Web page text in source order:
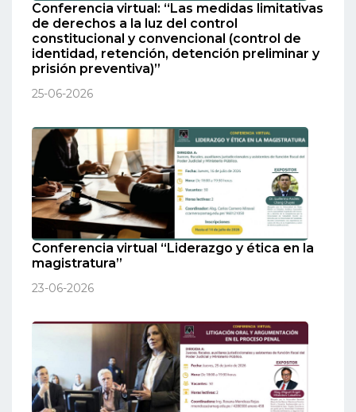
Conferencia virtual: “Las medidas limitativas
de derechos a la luz del control
constitucional y convencional (control de
identidad, retención, detención preliminar y
prisión preventiva)”
25-06-2026
Conferencia virtual “Liderazgo y ética en la
magistratura”
23-06-2026